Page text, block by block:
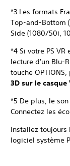
*3 Les formats
Top-and-Bottom
Side (1080/50i,
*4 Si votre PS
lecture d'un Blu-
touche
3D sur le casque
*5 De plus, le
Connectez les
Installez toujours
logiciel système